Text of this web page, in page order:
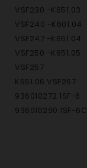
VSF230 -K651.03
VSF240 -K601.04
VSF247 -K651.04
VSF250 -K651.05
VSF257
K651.06 VSF267
936010272 1SF-6
936010290 1SF-6C